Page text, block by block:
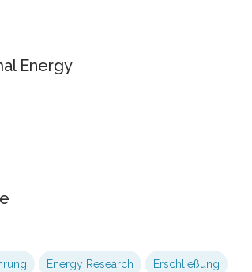
Energy
Energy Research Erschließung